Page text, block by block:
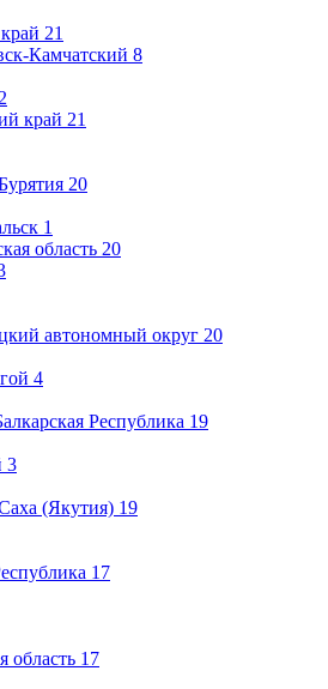
21
Камчатский 8
2
край 21
20
1
область 20
автономный округ 20
4
Республика 19
3
(Якутия) 19
17
область 17